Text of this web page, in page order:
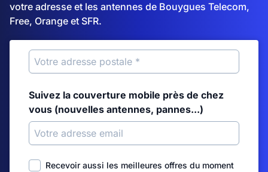
votre adresse et les antennes de Bouygues Telecom,
Free, Orange et SFR.
Suivez la couverture mobile près de chez
vous (nouvelles antennes, pannes...)
Recevoir aussi les meilleures offres du moment